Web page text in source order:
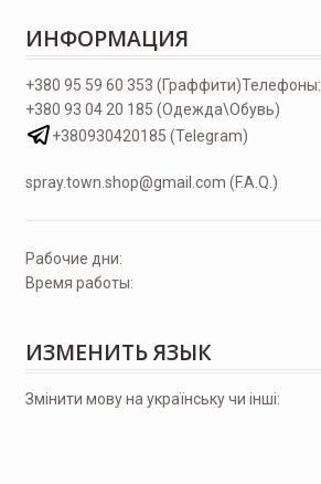
ИНФОРМАЦИЯ
Телефоны:
+380 95 59 60 353 (Граффити)
+380 93 04 20 185 (Одежда\Обувь)
+380930420185 (Telegram)
spray.town.shop@gmail.com (F.A.Q.)
Рабочие дни:
Время работы:
ИЗМЕНИТЬ ЯЗЫК
Змінити мову на українську чи інші: